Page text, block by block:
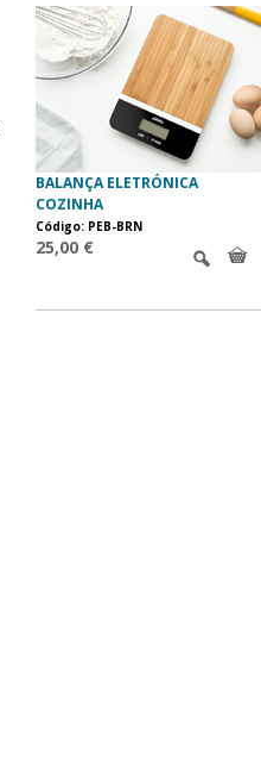
BALANÇA ELETRÓNICA
COZINHA
Código: PEB-BRN
25,00 €